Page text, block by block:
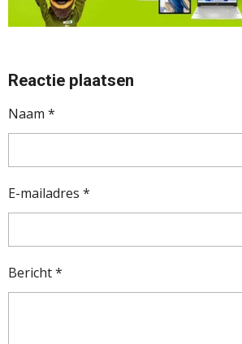
Reactie plaatsen
Naam *
E-mailadres *
Bericht *